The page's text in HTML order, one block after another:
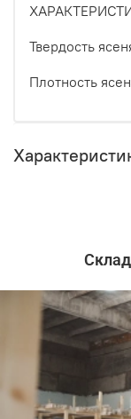
Твердость
Плотность